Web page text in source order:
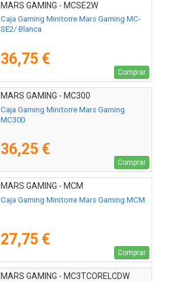
MARS GAMING - MCSE2W
Caja Gaming Minitorre Mars Gaming MC-
SE2/ Blanca
36,75 €
Comprar
MARS GAMING - MC300
Caja Gaming Minitorre Mars Gaming
MC300
36,25 €
Comprar
MARS GAMING - MCM
Caja Gaming Minitorre Mars Gaming MCM
27,75 €
Comprar
MARS GAMING - MC3TCORELCDW